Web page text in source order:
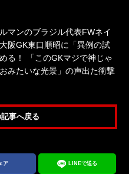
マンのブラジル代表FWネイ
阪GK東口順昭に「異例の試
る！ 「このGKマジで神じゃ
みたいな光景」の声出た衝撃
事へ戻る
ア LINEで送る